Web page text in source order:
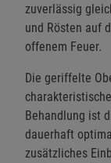
zuverlässig
und Rösten auf
offenem Feuer.
Die geriffelte
Behandlung ist
dauerhaft
zusätzliches